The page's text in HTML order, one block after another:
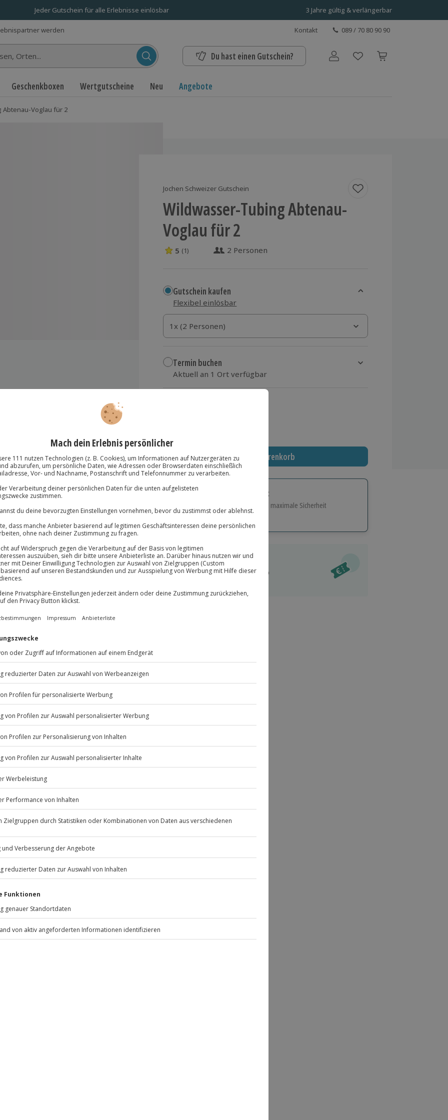
Jeder Gutschein für alle Erlebnisse einlösbar 3 Jahre gültig & verlängerbar
werden Kontakt 089 / 70 80 90 90
Du hast einen Gutschein? Benutzerkonto
Geschenkboxen Wertgutscheine Neu Angebote
Voglau für 2
Jochen Schweizer Gutschein
Wildwasser-Tubing Abtenau-
Voglau für 2
5 Sterne von 5 aus 1 Bewertungen
5 (1) 2 Personen
Gutschein kaufen
Flexibel einlösbar
1x (2 Personen)
1x (2 Personen)
1x (2 Personen)
Termin buchen
Aktuell an 1 Ort verfügbar
Wähle im nächsten Schritt einen Termin aus
In den Warenkorb
Immer das richtige Geschenk:
Große Auswahl, volle Flexibilität und maximale Sicherheit
Große Auswahl
Volle Flexibilität
Jeder Gutschein für alle Erlebnisse einlösbar.
Maximale Sicherheit
-15%* Club Deal verfügbar
Direktabzug im Warenkorb
übertragbar. Details
wartet dein nächstes
erlebst du eine
mit einer großen Tube geht
Walzen den Wildbach
Weg durch die wilde
Route führt dich durch das
Lammeröfen. Das
Fluss und lädt dich nach der
raus aus dem Alltag und
verfügbar
mit Einverständniserklärung
(die Entscheidung obliegt
Listenansicht
Jochen SchweizerGmbH
81671 München
außer an bundesweiten